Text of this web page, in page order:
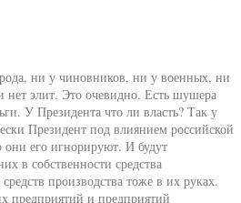
ни у чиновников, ни у военных, ни
нет элит. Это очевидно. Есть шушера
У Президента что ли власть? Так у
Президент под влиянием российской
его игнорируют. И будут
в собственности средства
производства тоже в их руках.
предприятий и предприятий